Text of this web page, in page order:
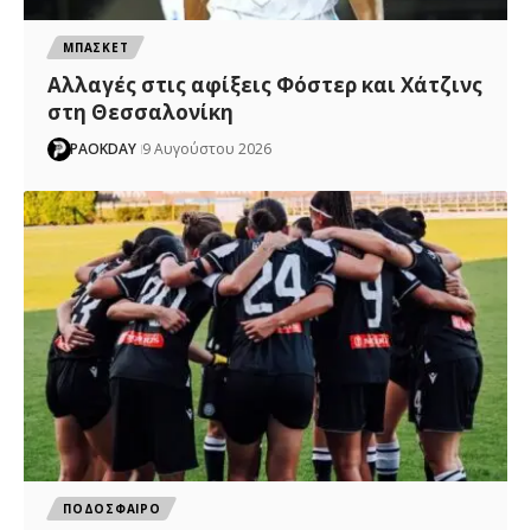
ΜΠΑΣΚΕΤ
Αλλαγές στις αφίξεις Φόστερ και Χάτζινς
στη Θεσσαλονίκη
PAOKDAY 9 Αυγούστου 2026
ΠΟΔΟΣΦΑΙΡΟ